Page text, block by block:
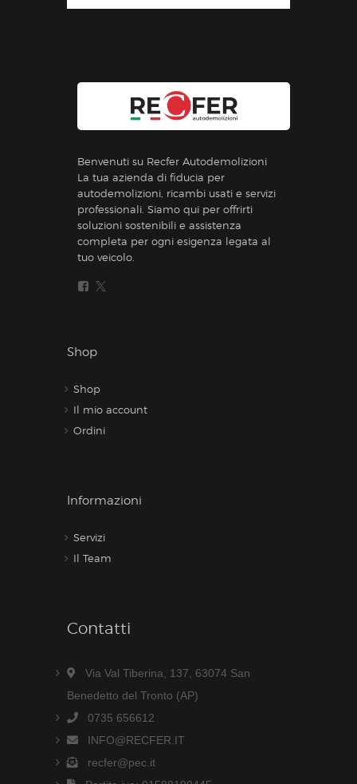
Benvenuti su Recfer Autodemolizioni
La tua azienda di fiducia per
autodemolizioni, ricambi usati e servizi
professionali. Siamo qui per offrirti
soluzioni sostenibili e assistenza
completa per ogni esigenza legata al
tuo veicolo.
Shop
Shop
Il mio account
Ordini
Informazioni
Servizi
Il Team
Contatti
Via Val Tiberina, 137, 63074 San
Benedetto del Tronto (AP)
0735 656612
INFO@RECFER.IT
recfer@pec.it